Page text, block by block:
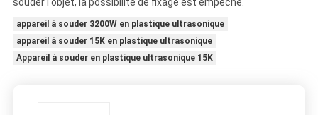
souder l'objet, la possibilité de fixage est empêché.
appareil à souder 3200W en plastique ultrasonique
appareil à souder 15K en plastique ultrasonique
Appareil à souder en plastique ultrasonique 15K